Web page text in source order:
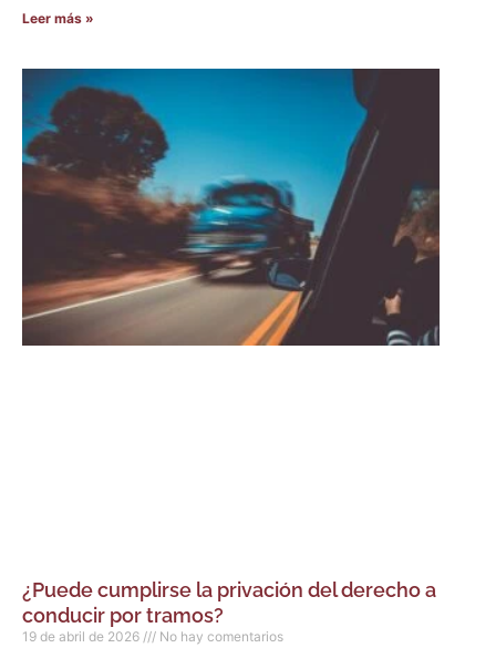
Leer más »
¿Puede cumplirse la privación del derecho a
conducir por tramos?
19 de abril de 2026 No hay comentarios